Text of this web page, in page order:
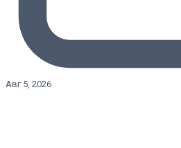
Авг 5, 2026